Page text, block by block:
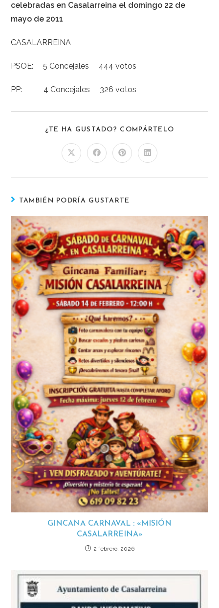
celebradas en Casalarreina el domingo 22 de
mayo de 2011
CASALARREINA
PSOE: 5 Concejales 444 votos
PP: 4 Concejales 326 votos
¿TE HA GUSTADO? COMPÁRTELO
TAMBIÉN PODRÍA GUSTARTE
GINCANA CARNAVAL : «MISIÓN
CASALARREINA»
2 febrero, 2026